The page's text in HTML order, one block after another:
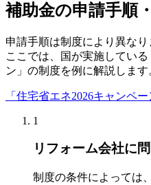
補助金の申請手順
申請手順は制度により異なり
ここでは、国が実施してい
ン」の制度を例に解説します
「住宅省エネ2026キャンペ
1
リフォーム会社に
制度の条件によっては